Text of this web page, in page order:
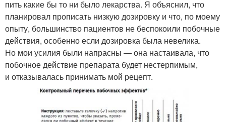
пить какие бы то ни было лекарства. Я объяснил, что
планировал прописать низкую дозировку и что, по моему
опыту, большинство пациентов не беспокоили побочные
действия, особенно если дозировка была невелика.
Но мои усилия были напрасны — она настаивала, что
побочное действие препарата будет нестерпимым,
и отказывалась принимать мой рецепт.